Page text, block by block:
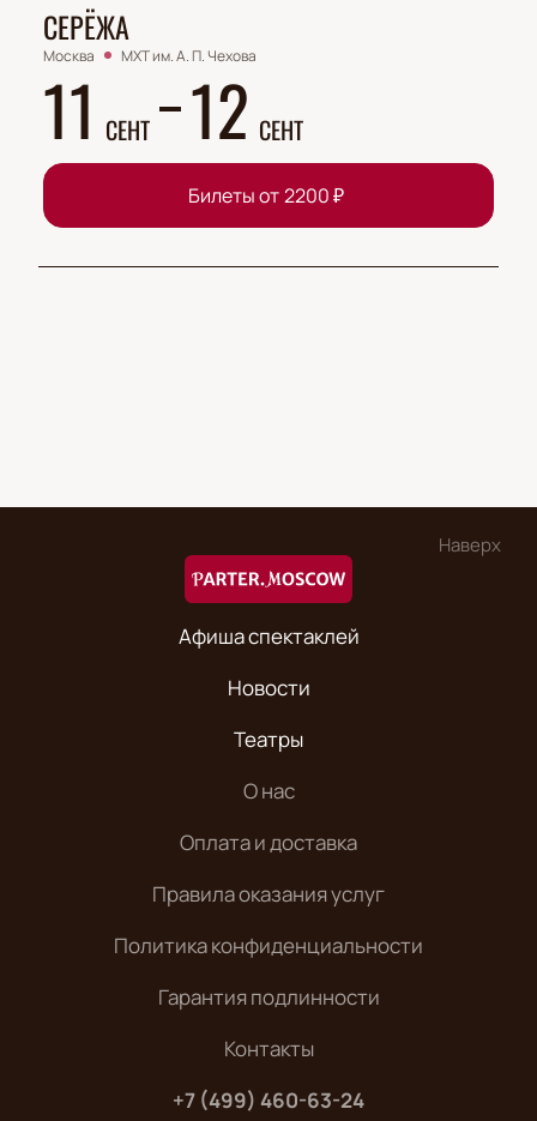
СЕРЁЖА
Москва МХТ им. А. П. Чехова
11 СЕНТ 12 СЕНТ
Билеты от2200₽
Наверх
Афиша спектаклей
Новости
Театры
О нас
Оплата и доставка
Правила оказания услуг
Политика конфиденциальности
Гарантия подлинности
Контакты
+7 (499) 460-63-24